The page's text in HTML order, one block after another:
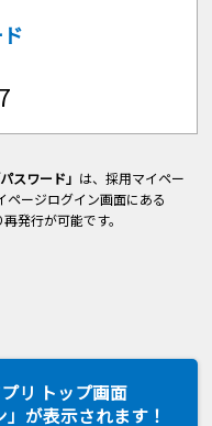
スワード」 は、採用マイペー
ページログイン画面にある
発行が可能です。
リ トップ画面
が表示されます！